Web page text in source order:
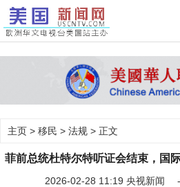
主页 > 移民 > 法规 > 正文
菲前总统杜特尔特听证会结束，国
2026-02-28 11:19 央视新闻